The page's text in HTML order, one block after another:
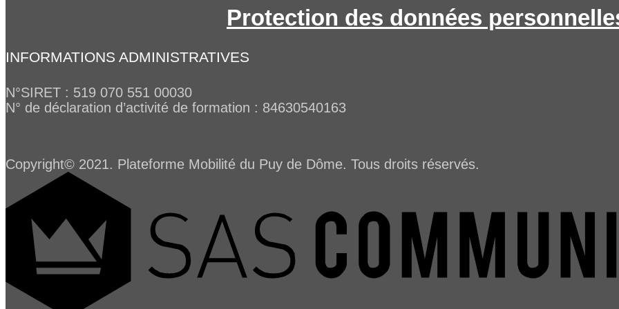
Protection des données
INFORMATIONS ADMINISTRATIVES
N°SIRET : 519 070 551 00030
N° de déclaration d’activité de formation : 84630540163
Copyright© 2021. Plateforme Mobilité du Puy de Dôme. Tous droits réservés.